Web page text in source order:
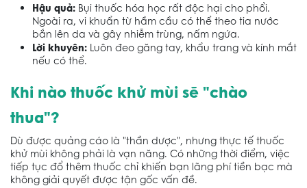
Hậu quả: Bụi thuốc hóa học rất độc hại cho phổi.
Ngoài ra, vi khuẩn từ hầm cầu có thể theo tia nước
bắn lên da và gây nhiễm trùng, nấm ngứa.
Lời khuyên: Luôn đeo găng tay, khẩu trang và kính mắt
nếu có thể.
Khi nào thuốc khử mùi sẽ "chào
thua"?
Dù được quảng cáo là "thần dược", nhưng thực tế thuốc
khử mùi không phải là vạn năng. Có những thời điểm, việc
tiếp tục đổ thêm thuốc chỉ khiến bạn lãng phí tiền bạc mà
không giải quyết được tận gốc vấn đề.